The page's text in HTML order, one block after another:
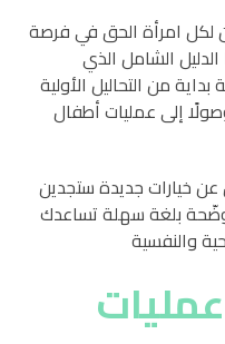
لكل امرأة الحق في فرصة
الشامل الذي
من التحاليل الأولية
إلى عمليات أطفال
عن خيارات جديدة ستجدين
بلغة سهلة تساعدك
والنفسية